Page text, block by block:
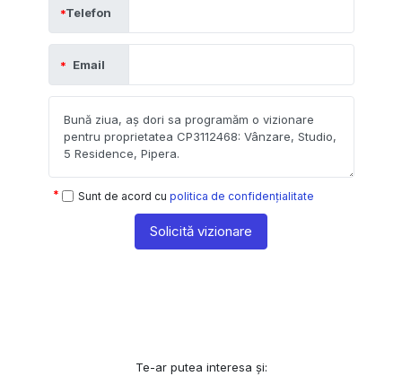
Telefon
Email
Sunt de acord cu politica de confidențialitate
Solicită vizionare
Te-ar putea interesa și: